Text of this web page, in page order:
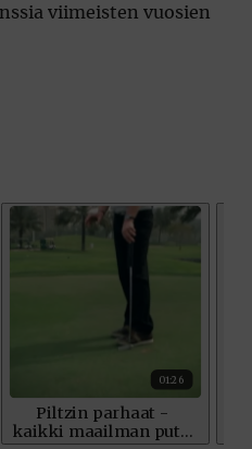
viimeisten vuosien